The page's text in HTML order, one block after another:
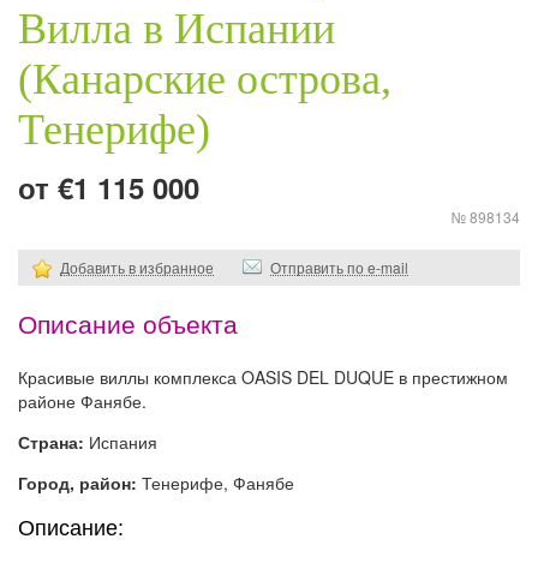
Вилла в Испании
(Канарские острова,
Тенерифе)
от €1 115 000
№ 898134
Добавить в избранное Отправить по e-mail
Описание объекта
Красивые виллы комплекса OASIS DEL DUQUE в престижном
районе Фанябе.
Страна: Испания
Город, район: Тенерифе, Фанябе
Описание: